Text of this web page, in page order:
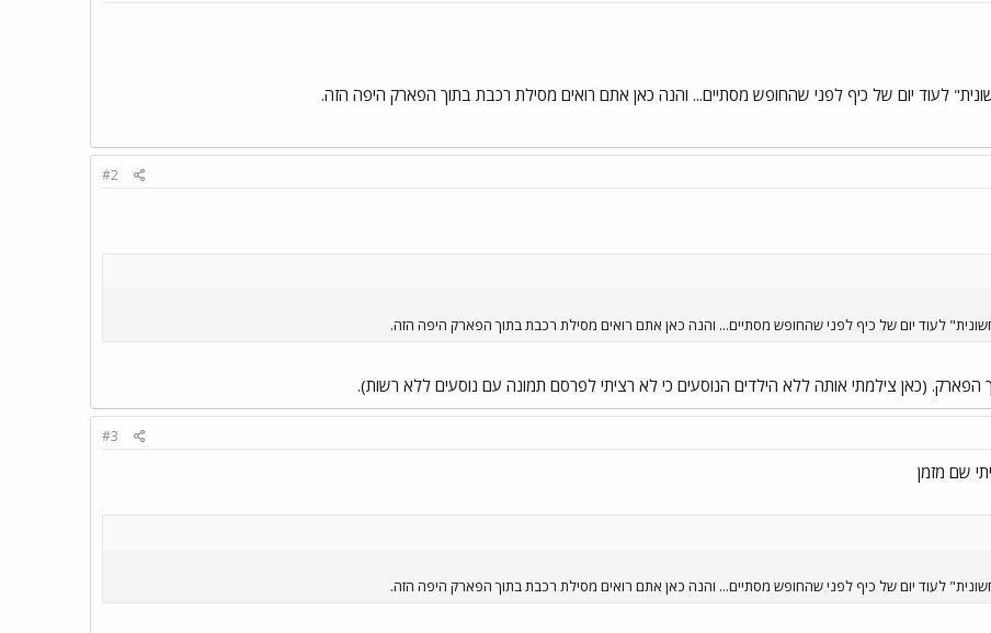
לעוד יום של כיף לפני שהחופש מסתיים... והנה כאן אתם רואים מסילת רכבת בתוך הפארק היפה הזה.
#2
לעוד יום של כיף לפני שהחופש מסתיים... והנה כאן אתם רואים מסילת רכבת בתוך הפארק היפה הזה.
(כאן צילמתי אותה ללא הילדים הנוסעים כי לא רציתי לפרסם תמונה עם נוסעים ללא רשות).
#3
לעוד יום של כיף לפני שהחופש מסתיים... והנה כאן אתם רואים מסילת רכבת בתוך הפארק היפה הזה.